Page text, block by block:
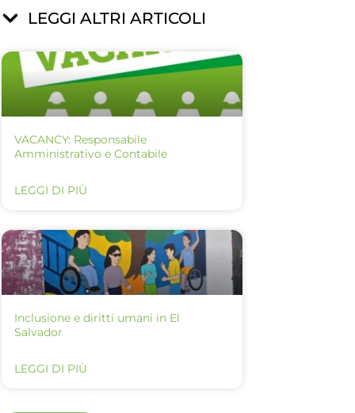
LEGGI ALTRI ARTICOLI
VACANCY: Responsabile
Amministrativo e Contabile
LEGGI DI PIÙ
Inclusione e diritti umani in El
Salvador
LEGGI DI PIÙ